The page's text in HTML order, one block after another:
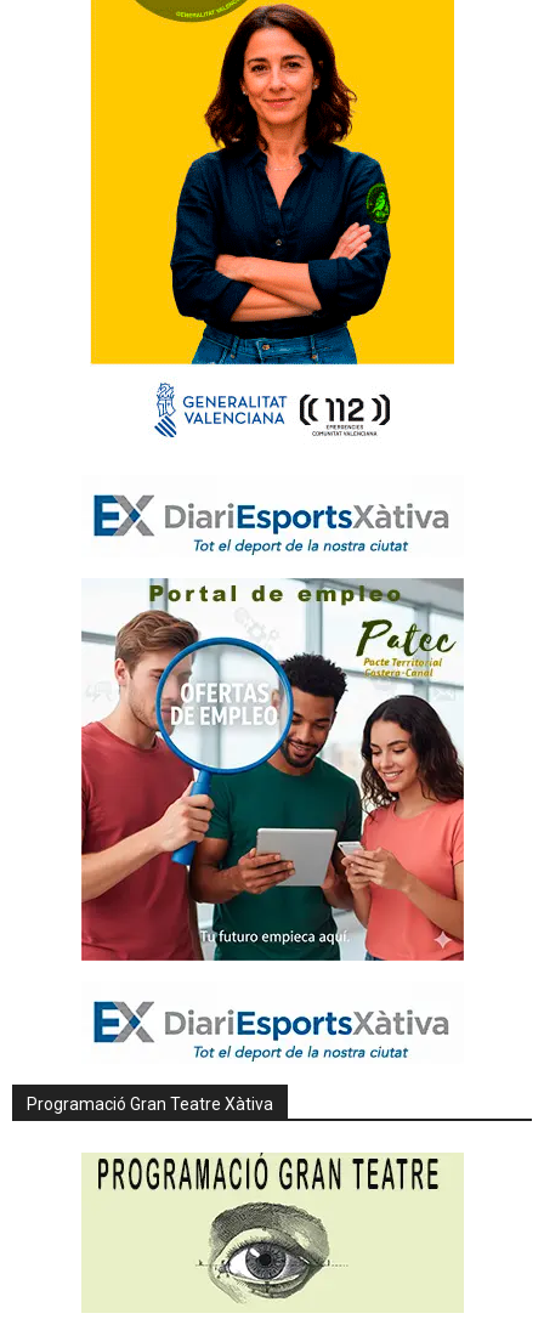
Programació Gran Teatre Xàtiva